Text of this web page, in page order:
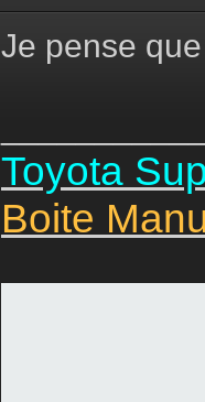
Je pense
Toyota
Boite